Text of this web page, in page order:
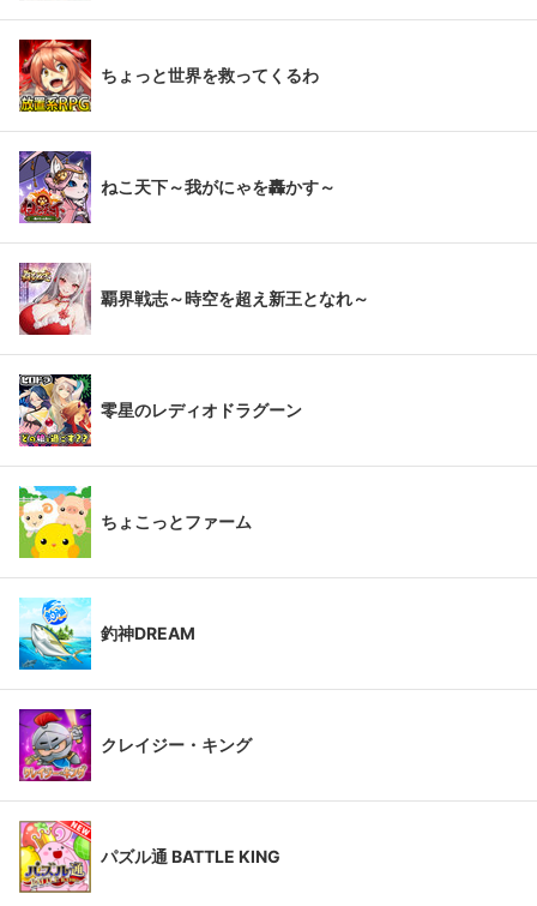
ちょっと世界を救ってくるわ
ねこ天下～我がにゃを轟かす～
覇界戦志～時空を超え新王となれ～
零星のレディオドラグーン
ちょこっとファーム
釣神DREAM
クレイジー・キング
パズル通 BATTLE KING